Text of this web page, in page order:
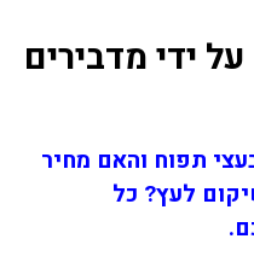
ידי מדבירים
תפוח והאם מחיר
לעץ? כל